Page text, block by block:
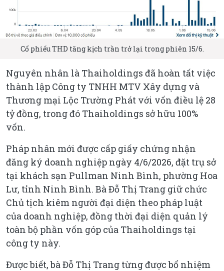
Cổ phiếu THD tăng kịch trần trở lại trong phiên 15/6.
Nguyên nhân là Thaiholdings đã hoàn tất việc
thành lập Công ty TNHH MTV Xây dựng và
Thương mại Lộc Trường Phát với vốn điều lệ 28
tỷ đồng, trong đó Thaiholdings sở hữu 100%
vốn.
Pháp nhân mới được cấp giấy chứng nhận
đăng ký doanh nghiệp ngày 4/6/2026, đặt trụ sở
tại khách sạn Pullman Ninh Bình, phường Hoa
Lư, tỉnh Ninh Bình. Bà Đỗ Thị Trang giữ chức
Chủ tịch kiêm người đại diện theo pháp luật
của doanh nghiệp, đồng thời đại diện quản lý
toàn bộ phần vốn góp của Thaiholdings tại
công ty này.
Được biết, bà Đỗ Thị Trang từng được bổ nhiệm